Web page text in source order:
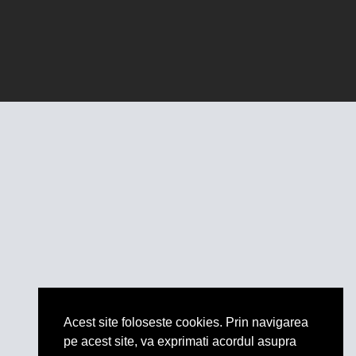
Acest site foloseste cookies. Prin navigarea
pe acest site, va exprimati acordul asupra